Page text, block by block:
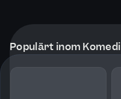
Populärt inom Komedi